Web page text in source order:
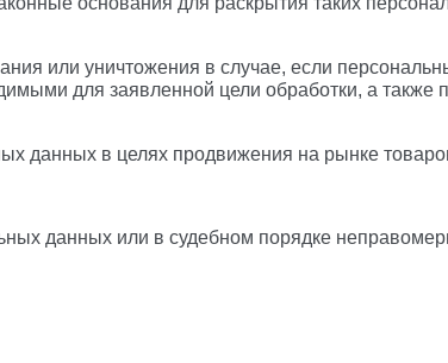
или уничтожения в случае, если
для заявленной цели обработки, а также
данных в целях продвижения на рынке
данных или в судебном порядке